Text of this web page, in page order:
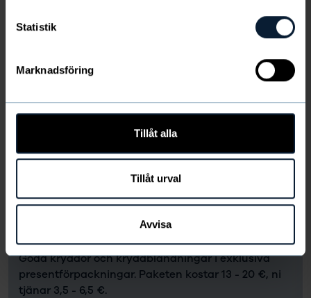
Statistik
Marknadsföring
Tillåt alla
Tillåt urval
Avvisa
Goda kryddor och kryddblandningar i exklusiva
presentförpackningar. Paketen kostar 13 - 20 €, ni
tjänar 3,5 - 6,5 €.